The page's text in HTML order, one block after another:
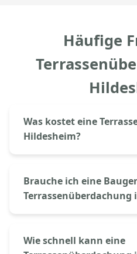
Häufige
Was kostet eine
Hildesheim?
Hildesheim kostet bei
Material und Montage.
Größe (Breite × Tiefe),
eine erste Kalkulation.
Brauche ich eine
Terrassenüberdachung
Terrassenüberdachungen
häufig genehmigungsfrei,
Wie schnell kann eine